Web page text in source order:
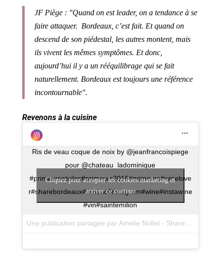
JF Piège : "Quand on est leader, on a tendance à se
faire attaquer. Bordeaux, c’est fait. Et quand on
descend de son piédestal, les autres montent, mais
ils vivent les mêmes symptômes. Et donc,
aujourd’hui il y a un rééquilibrage qui se fait
naturellement. Bordeaux est toujours une référence
incontournable".
Revenons à la cuisine
Ris de veau coque de noix by @jeanfrancoispiege
pour @chateau_ladominique
#primeursetoiles#primeurs2016#primeurs#winelove
r#sharebordeaux#winesofinstagram#wine#instawine
#vin#saintemilion
Cliquez pour accepter les cookies marketing et
activer ce contenu